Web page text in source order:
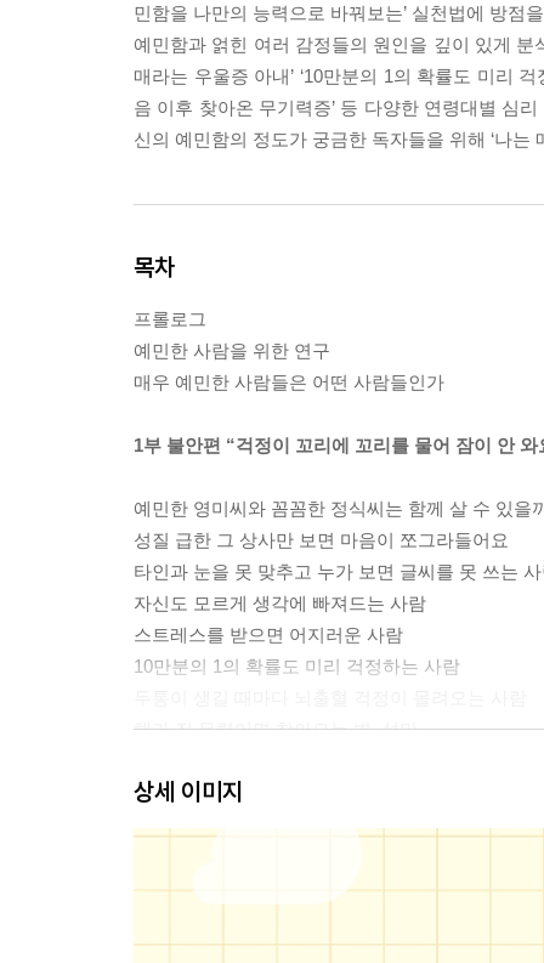
민함을 나만의 능력으로 바꿔보는’ 실천법에 방점
예민함과 얽힌 여러 감정들의 원인을 깊이 있게 분
매라는 우울증 아내’ ‘10만분의 1의 확률도 미리
음 이후 찾아온 무기력증’ 등 다양한 연령대별 심
신의 예민함의 정도가 궁금한 독자들을 위해 ‘나
목차
프롤로그
예민한 사람을 위한 연구
매우 예민한 사람들은 어떤 사람들인가
1부 불안편 “걱정이 꼬리에 꼬리를 물어 잠이 안 와
예민한 영미씨와 꼼꼼한 정식씨는 함께 살 수 있을
성질 급한 그 상사만 보면 마음이 쪼그라들어요
타인과 눈을 못 맞추고 누가 보면 글씨를 못 쓰는
자신도 모르게 생각에 빠져드는 사람
스트레스를 받으면 어지러운 사람
10만분의 1의 확률도 미리 걱정하는 사람
해가 질 무렵이면 찾아오는 병, 섬망
보편적인 관점의 사람 vs 독특한 관점의 사람
자기 방에서 나오지 않는 대학 휴학생
상세 이미지